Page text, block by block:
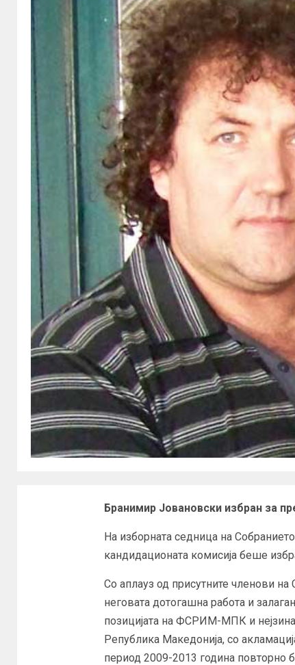
Бранимир Јовановски избран за
На изборната седница на
кандидационата комисија беше
Со аплауз од присутните членови
неговата дотогашна работа и
позицијата на ФСРИМ-МПК и
Република Македонија, со
период 2009-2013 година